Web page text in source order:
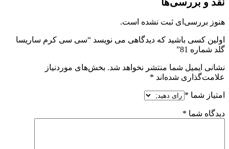
نقد و بررسی‌ها
هنوز بررسی‌ای ثبت نشده است.
اولین کسی باشید که دیدگاهی می نویسد “سی سی کرم ساریسا
گلد شماره 81”
نشانی ایمیل شما منتشر نخواهد شد. بخش‌های موردنیاز
علامت‌گذاری شده‌اند *
امتیاز شما *
دیدگاه شما *